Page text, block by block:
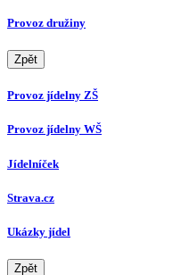
Provoz družiny
Zpět
Provoz jídelny ZŠ
Provoz jídelny WŠ
Jídelníček
Strava.cz
Ukázky jídel
Zpět